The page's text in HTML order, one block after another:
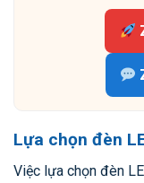
Lựa chọn đèn
Việc lựa chọn đèn